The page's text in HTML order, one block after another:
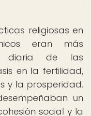
religiosas en
eran más
de las
en la fertilidad,
y la prosperidad.
un
social y la